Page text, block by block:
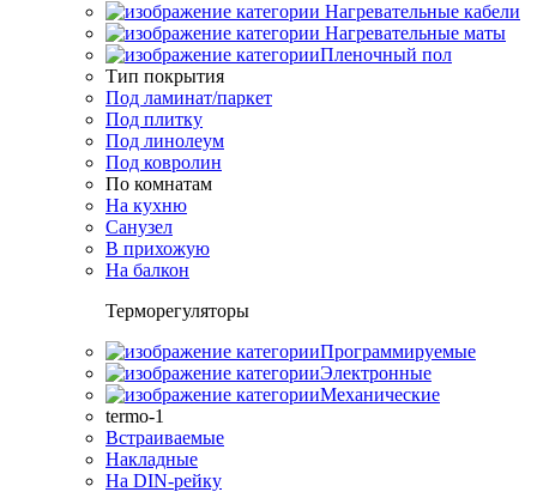
Нагревательные кабели
Нагревательные маты
Пленочный пол
Тип покрытия
Под ламинат/паркет
Под плитку
Под линолеум
Под ковролин
По комнатам
На кухню
Санузел
В прихожую
На балкон
Терморегуляторы
Программируемые
Электронные
Механические
termo-1
Встраиваемые
Накладные
На DIN-рейку